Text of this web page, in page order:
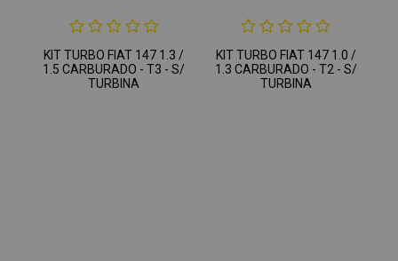
KIT TURBO FIAT 147 1.3 /
1.5 CARBURADO - T3 - S/
TURBINA
KIT TURBO FIAT 147 1.0 /
1.3 CARBURADO - T2 - S/
TURBINA